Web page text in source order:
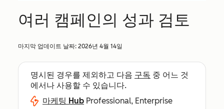
여러 캠페인의 성과 검토
마지막 업데이트 날짜: 2026년 4월 14일
명시된 경우를 제외하고 다음 구독 중 어느 것
에서나 사용할 수 있습니다.
마케팅 Hub Professional, Enterprise